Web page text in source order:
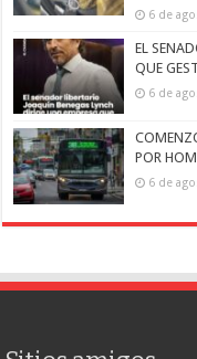
6 de
EL
QUE
6 de
POR
6 de